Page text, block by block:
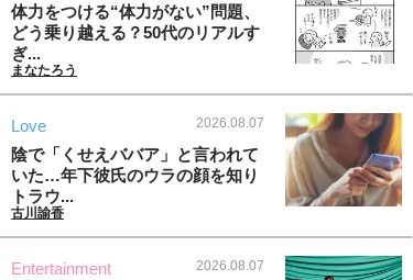
体力をつける“体力がない”問題、
どう乗り越える？50代のリアルす
ぎ...
まなたろう
Love 2026.08.07
陰で「くせえババア」と言われて
いた…年下彼氏のウラの顔を知り
トラウ...
古川諭香
Entertainment 2026.08.07